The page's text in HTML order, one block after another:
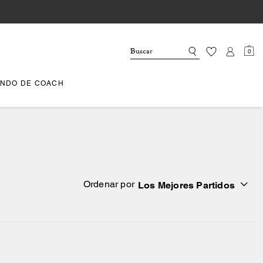
0
DE COACH
Ordenar por Los Mejores Partidos